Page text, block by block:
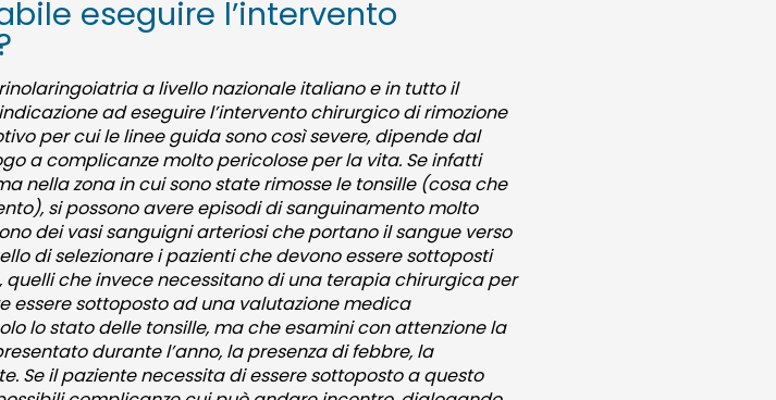
eseguire l’intervento
a livello nazionale italiano e in tutto il
ad eseguire l’intervento chirurgico di rimozione
per cui le linee guida sono così severe, dipende dal
a complicanze molto pericolose per la vita. Se infatti
nella zona in cui sono state rimosse le tonsille (cosa che
si possono avere episodi di sanguinamento molto
dei vasi sanguigni arteriosi che portano il sangue verso
di selezionare i pazienti che devono essere sottoposti
che invece necessitano di una terapia chirurgica per
essere sottoposto ad una valutazione medica
lo stato delle tonsille, ma che esamini con attenzione la
durante l’anno, la presenza di febbre, la
Se il paziente necessita di essere sottoposto a questo